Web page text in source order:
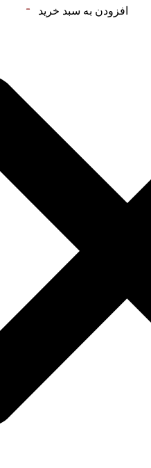
افزودن به سبد خرید